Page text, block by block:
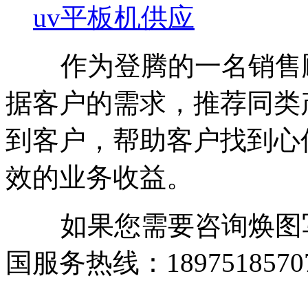
uv平板机供应
作为登腾的一名销售
据客户的需求，推荐同
到客户，帮助客户找到
效的业务收益。
如果您需要咨询焕图
国服务热线：